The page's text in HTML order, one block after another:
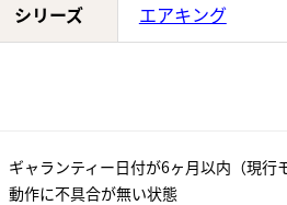
シリーズ エアキング
ギャランティー日付が6ヶ月以内（現行
動作に不具合が無い状態